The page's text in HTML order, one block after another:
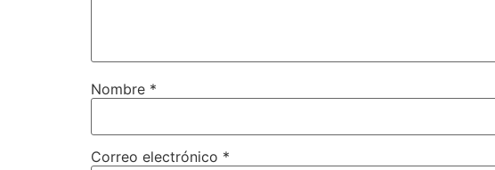
Nombre *
Correo electrónico *